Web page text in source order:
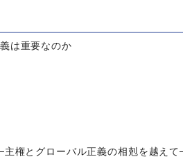
は重要なのか
権とグローバル正義の相剋を越え